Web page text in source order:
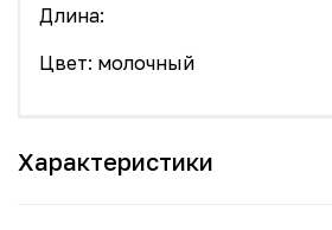
Длина:
Цвет: молочный
Характеристики